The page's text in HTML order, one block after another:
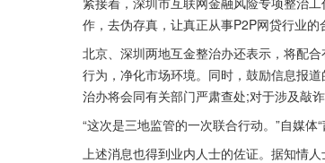
作，去伪存真，让真正从事P2P网贷行业的
北京、深圳两地互金整治办还表示，将配
行为，净化市场环境。同时，鼓励信息报
治办将会同有关部门严肃查处;对于涉及敲
“这次是三地监管的一次联合行动。”自媒体
上述消息也得到业内人士的佐证。据知情